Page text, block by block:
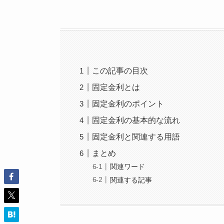
この記事の目次
固定金利とは
固定金利のポイント
固定金利の基本的な流れ
固定金利と関連する用語
まとめ
関連ワード
関連する記事